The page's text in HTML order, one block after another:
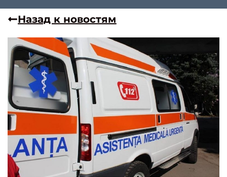
Назад к новостям